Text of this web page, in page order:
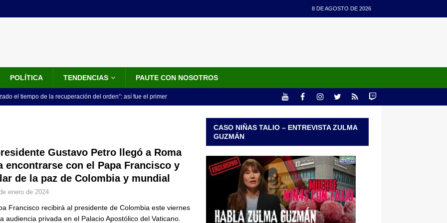
8 DE AGOSTO DE 2026
POLÍTICA TENDENCIAS PAUTE CON NOSOTROS
el tiempo de la recuperación del orden”: así fue el primer
LO ÚLTIMO
posesión de Abelardo De La Espriella: recibirá la banda presidencial
en el Cantón Pichincha LO ÚLTIMO
LO ÚLTIMO
Gustavo Petro llegó a Roma
encontrarse con el Papa Francisco y
de la paz de Colombia y mundial
enero de 2024
Francisco recibirá al presidente de Colombia este viernes
audiencia privada en el Palacio Apostólico del Vaticano.
CASO NIÑAS TALIO – ENTREVISTA ZULMA
GUZMÁN